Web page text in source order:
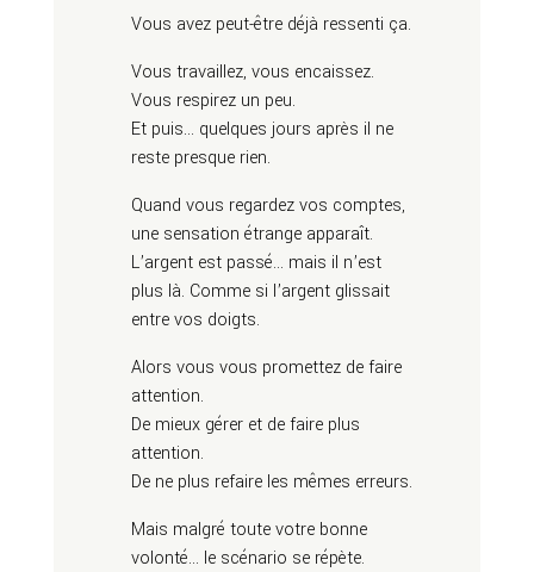
Vous avez peut-être déjà ressenti ça.
Vous travaillez, vous encaissez.
Vous respirez un peu.
Et puis… quelques jours après il ne
reste presque rien.
Quand vous regardez vos comptes,
une sensation étrange apparaît.
L’argent est passé… mais il n’est
plus là. Comme si l’argent glissait
entre vos doigts.
Alors vous vous promettez de faire
attention.
De mieux gérer et de faire plus
attention.
De ne plus refaire les mêmes erreurs.
Mais malgré toute votre bonne
volonté… le scénario se répète.